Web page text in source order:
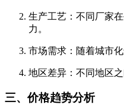
生产工艺‌：不同厂家
力。
市场需求‌：随着城市
地区差异‌：不同地区
三、价格趋势分析